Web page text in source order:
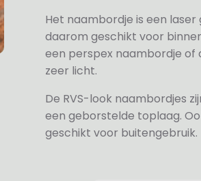
Het naambordje is een
daarom geschikt voor
een perspex naambordje
zeer licht.
De RVS-look naambordjes
een geborstelde toplaag.
geschikt voor buitengebruik.